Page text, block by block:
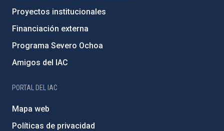
Proyectos institucionales
Financiación externa
Programa Severo Ochoa
Amigos del IAC
PORTAL DEL IAC
Mapa web
Políticas de privacidad